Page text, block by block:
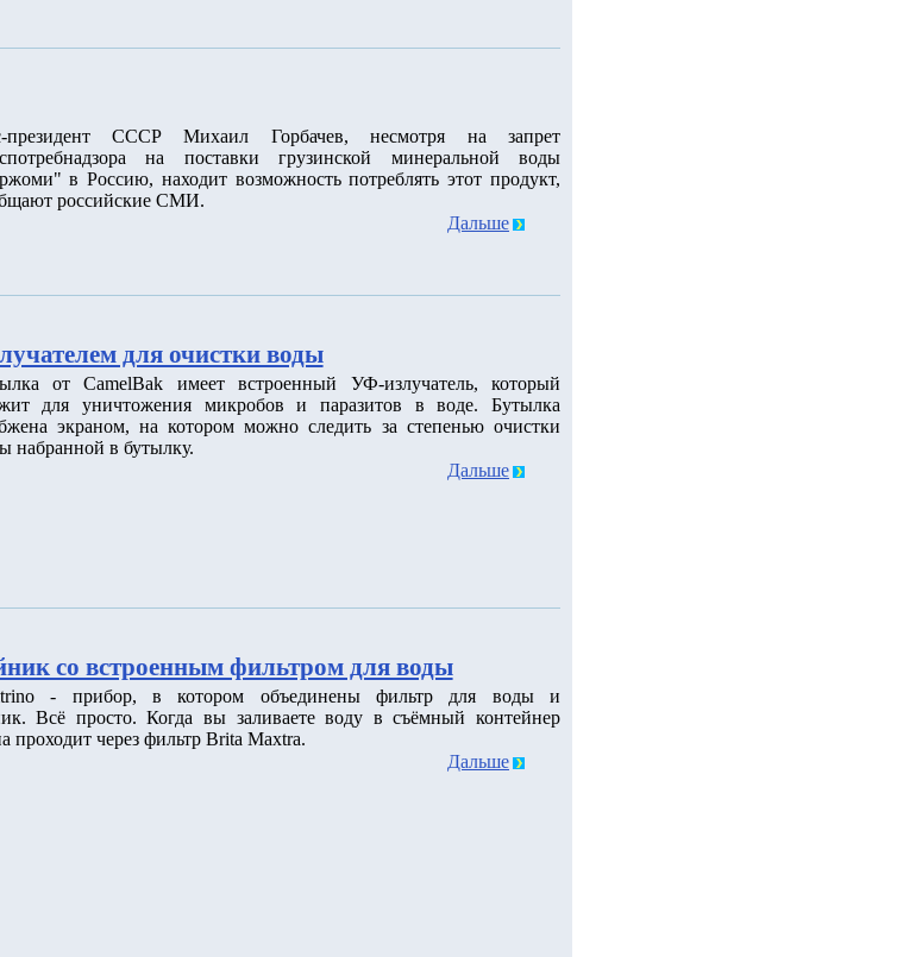
президент СССР Михаил Горбачев, несмотря на запрет
на поставки грузинской минеральной воды
в Россию, находит возможность потреблять этот продукт,
российские СМИ.
Дальше
для очистки воды
от CamelBak имеет встроенный УФ-излучатель, который
для уничтожения микробов и паразитов в воде. Бутылка
экраном, на котором можно следить за степенью очистки
набранной в бутылку.
Дальше
со встроенным фильтром для воды
- прибор, в котором объединены фильтр для воды и
Всё просто. Когда вы заливаете воду в съёмный контейнер
проходит через фильтр Brita Maxtra.
Дальше